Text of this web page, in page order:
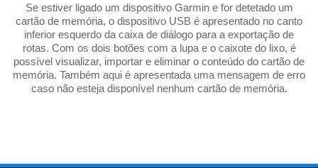
Se estiver ligado um dispositivo Garmin e for detetado um
cartão de memória, o dispositivo USB é apresentado no canto
inferior esquerdo da caixa de diálogo para a exportação de
rotas. Com os dois botões com a lupa e o caixote do lixo, é
possível visualizar, importar e eliminar o conteúdo do cartão de
memória. Também aqui é apresentada uma mensagem de erro
caso não esteja disponível nenhum cartão de memória.